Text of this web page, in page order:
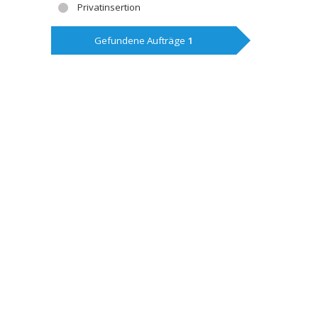
Privatinsertion
Gefundene Aufträge 1